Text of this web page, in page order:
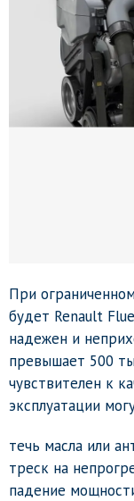
При
будет Renault
надежен и
превышает 500
чувствителен к
эксплуатации
течь масла или
треск на
падение